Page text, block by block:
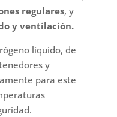
regulares, y
y ventilación.
líquido, de
y
para este